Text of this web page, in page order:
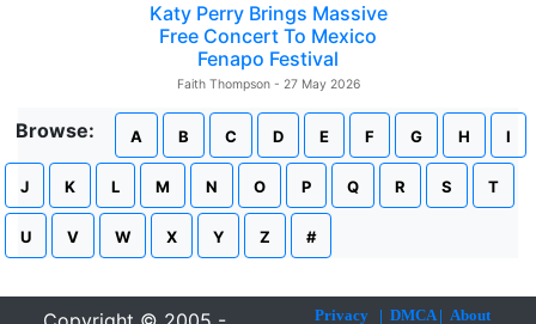
Katy Perry Brings Massive
Free Concert To Mexico
Fenapo Festival
Faith Thompson - 27 May 2026
Browse: A B C D E F G H I
J K L M N O P Q R S T
U V W X Y Z #
Privacy| DMCA| About